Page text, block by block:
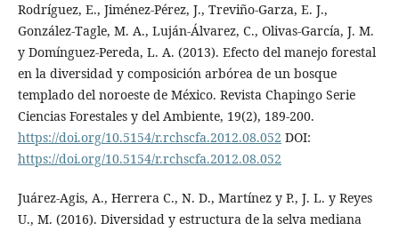
Rodríguez, E., Jiménez-Pérez, J., Treviño-Garza, E. J.,
González-Tagle, M. A., Luján-Álvarez, C., Olivas-García, J. M.
y Domínguez-Pereda, L. A. (2013). Efecto del manejo forestal
en la diversidad y composición arbórea de un bosque
templado del noroeste de México. Revista Chapingo Serie
Ciencias Forestales y del Ambiente, 19(2), 189-200.
https://doi.org/10.5154/r.rchscfa.2012.08.052 DOI:
https://doi.org/10.5154/r.rchscfa.2012.08.052
Juárez-Agis, A., Herrera C., N. D., Martínez y P., J. L. y Reyes
U., M. (2016). Diversidad y estructura de la selva mediana